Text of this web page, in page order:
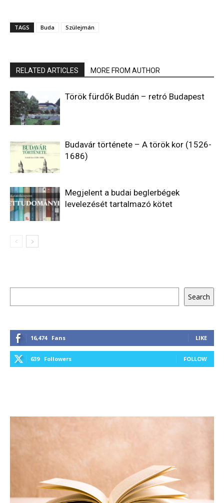
TAGS Buda Szülejmán
RELATED ARTICLES MORE FROM AUTHOR
Török fürdők Budán – retró Budapest
Budavár története – A török kor (1526-
1686)
Megjelent a budai beglerbégek
levelezését tartalmazó kötet
Search
16,474 Fans LIKE
639 Followers FOLLOW